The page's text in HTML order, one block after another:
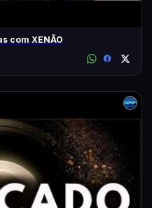
com XENÃO